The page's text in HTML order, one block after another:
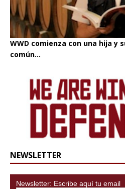
WWD comienza con una hija y
común...
NEWSLETTER
Newsletter: Escribe aquí tu email